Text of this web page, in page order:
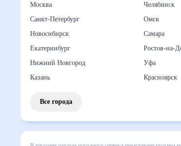
Москва
Санкт-Петербург
Новосибирск
Екатеринбург
Нижний Новгород
Казань
Челябинск
Омск
Самара
Ростов-
Уфа
Все города